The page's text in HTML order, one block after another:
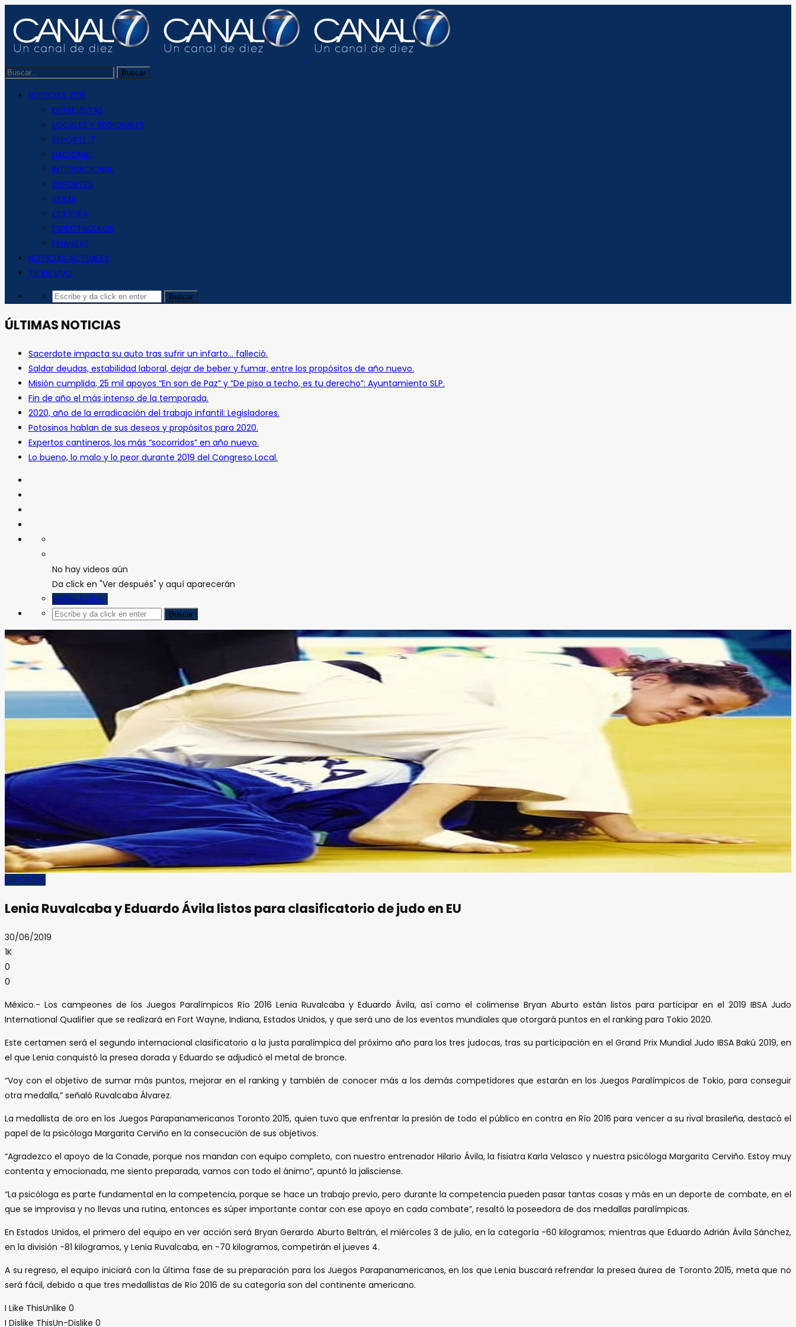
NOTICIAS 2019
ENTREVISTAS
LOCALES Y REGIONALES
REPORTE 7
NACIONAL
INTERNACIONAL
DEPORTES
CLIMA
CULTURA
ESPECTACULOS
FINANZAS
NOTICIAS ACTUALES
TV EN VIVO
ÚLTIMAS NOTICIAS
Sacerdote impacta su auto tras sufrir un infarto… falleció.
Saldar deudas, estabilidad laboral, dejar de beber y fumar, entre los propósitos de año nuevo.
Misión cumplida, 25 mil apoyos “En son de Paz” y “De piso a techo, es tu derecho”: Ayuntamiento SLP.
Fin de año el más intenso de la temporada.
2020, año de la erradicación del trabajo infantil: Legisladores.
Potosinos hablan de sus deseos y propósitos para 2020.
Expertos cantineros, los más “socorridos” en año nuevo.
Lo bueno, lo malo y lo peor durante 2019 del Congreso Local.
No hay videos aún
Da click en "Ver después" y aquí aparecerán
Verlos todos
DEPORTES
Lenia Ruvalcaba y Eduardo Ávila listos para clasificatorio de judo en EU
30/06/2019
1K
0
0
México.- Los campeones de los Juegos Paralímpicos Río 2016 Lenia Ruvalcaba y Eduardo Ávila, así como el colimense Bryan Aburto están listos para participar en el 2019 IBSA Judo
International Qualifier que se realizará en Fort Wayne, Indiana, Estados Unidos, y que será uno de los eventos mundiales que otorgará puntos en el ranking para Tokio 2020.
Este certamen será el segundo internacional clasificatorio a la justa paralímpica del próximo año para los tres judocas, tras su participación en el Grand Prix Mundial Judo IBSA Bakú 2019, en
el que Lenia conquistó la presea dorada y Eduardo se adjudicó el metal de bronce.
“Voy con el objetivo de sumar más puntos, mejorar en el ranking y también de conocer más a los demás competidores que estarán en los Juegos Paralímpicos de Tokio, para conseguir
otra medalla,” señaló Ruvalcaba Álvarez.
La medallista de oro en los Juegos Parapanamericanos Toronto 2015, quien tuvo que enfrentar la presión de todo el público en contra en Río 2016 para vencer a su rival brasileña, destacó el
papel de la psicóloga Margarita Cerviño en la consecución de sus objetivos.
“Agradezco el apoyo de la Conade, porque nos mandan con equipo completo, con nuestro entrenador Hilario Ávila, la fisiatra Karla Velasco y nuestra psicóloga Margarita Cerviño. Estoy muy
contenta y emocionada, me siento preparada, vamos con todo el ánimo”, apuntó la jalisciense.
“La psicóloga es parte fundamental en la competencia, porque se hace un trabajo previo, pero durante la competencia pueden pasar tantas cosas y más en un deporte de combate, en el
que se improvisa y no llevas una rutina, entonces es súper importante contar con ese apoyo en cada combate”, resaltó la poseedora de dos medallas paralímpicas.
En Estados Unidos, el primero del equipo en ver acción será Bryan Gerardo Aburto Beltrán, el miércoles 3 de julio, en la categoría -60 kilogramos; mientras que Eduardo Adrián Ávila Sánchez,
en la división -81 kilogramos, y Lenia Ruvalcaba, en -70 kilogramos, competirán el jueves 4.
A su regreso, el equipo iniciará con la última fase de su preparación para los Juegos Parapanamericanos, en los que Lenia buscará refrendar la presea áurea de Toronto 2015, meta que no
será fácil, debido a que tres medallistas de Río 2016 de su categoría son del continente americano.
I Like ThisUnlike 0
I Dislike ThisUn-Dislike 0